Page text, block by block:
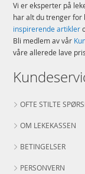
Vi er eksperter på
har alt du trenger for
inspirerende artikler
Bli medlem av vår
våre allerede lave
OFTE STILTE
OM LEKEKASSEN
BETINGELSER
PERSONVERN